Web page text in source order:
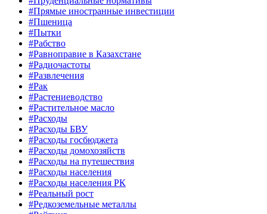
#Прямые иностранные инвестиции
#Пшеница
#Пытки
#Рабство
#Равноправие в Казахстане
#Радиочастоты
#Развлечения
#Рак
#Растениеводство
#Растительное масло
#Расходы
#Расходы БВУ
#Расходы госбюджета
#Расходы домохозяйств
#Расходы на путешествия
#Расходы населения
#Расходы населения РК
#Реальный рост
#Редкоземельные металлы